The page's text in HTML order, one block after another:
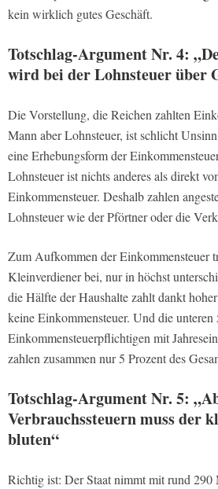
kein wirklich gutes Geschäft.
Totschlag-Argument Nr. 4:
wird bei der Lohnsteuer über
Die Vorstellung, die Reichen zahlten
Mann aber Lohnsteuer, ist schlicht
eine Erhebungsform der
Lohnsteuer ist nichts anderes als direkt
Einkommensteuer. Deshalb zahlen
Lohnsteuer wie der Pförtner oder die
Zum Aufkommen der Einkommensteuer
Kleinverdiener bei, nur in höchst
die Hälfte der Haushalte zahlt dankt
keine Einkommensteuer. Und die unteren
Einkommensteuerpflichtigen mit
zahlen zusammen nur 5 Prozent des
Totschlag-Argument Nr. 5:
Verbrauchssteuern muss der
bluten“
Richtig ist: Der Staat nimmt mit rund